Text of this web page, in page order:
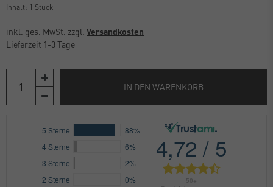
Inhalt: 1 Stück
inkl. ges. MwSt. zzgl. Versandkosten
Lieferzeit 1-3 Tage
IN DEN WARENKORB